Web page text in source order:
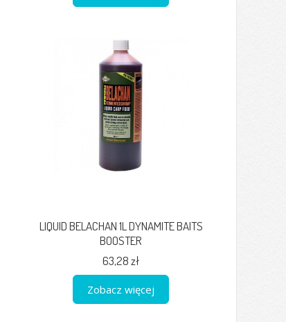
LIQUID BELACHAN 1L DYNAMITE BAITS
BOOSTER
63,28 zł
Zobacz więcej